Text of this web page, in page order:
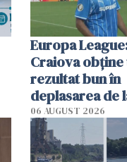
Europa
Craiova obține
rezultat bun în
deplasarea de
06 AUGUST 2026